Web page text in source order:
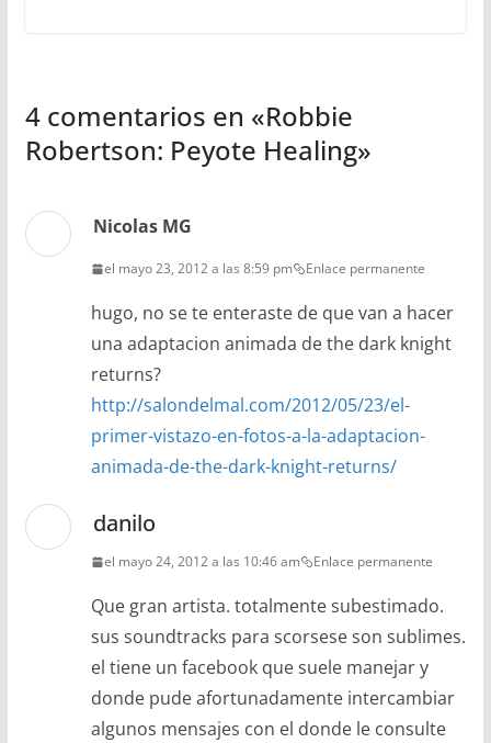
4 comentarios en «Robbie
Robertson: Peyote Healing»
Nicolas MG
el mayo 23, 2012 a las 8:59 pm Enlace permanente
hugo, no se te enteraste de que van a hacer
una adaptacion animada de the dark knight
returns?
http://salondelmal.com/2012/05/23/el-
primer-vistazo-en-fotos-a-la-adaptacion-
animada-de-the-dark-knight-returns/
danilo
el mayo 24, 2012 a las 10:46 am Enlace permanente
Que gran artista. totalmente subestimado.
sus soundtracks para scorsese son sublimes.
el tiene un facebook que suele manejar y
donde pude afortunadamente intercambiar
algunos mensajes con el donde le consulte